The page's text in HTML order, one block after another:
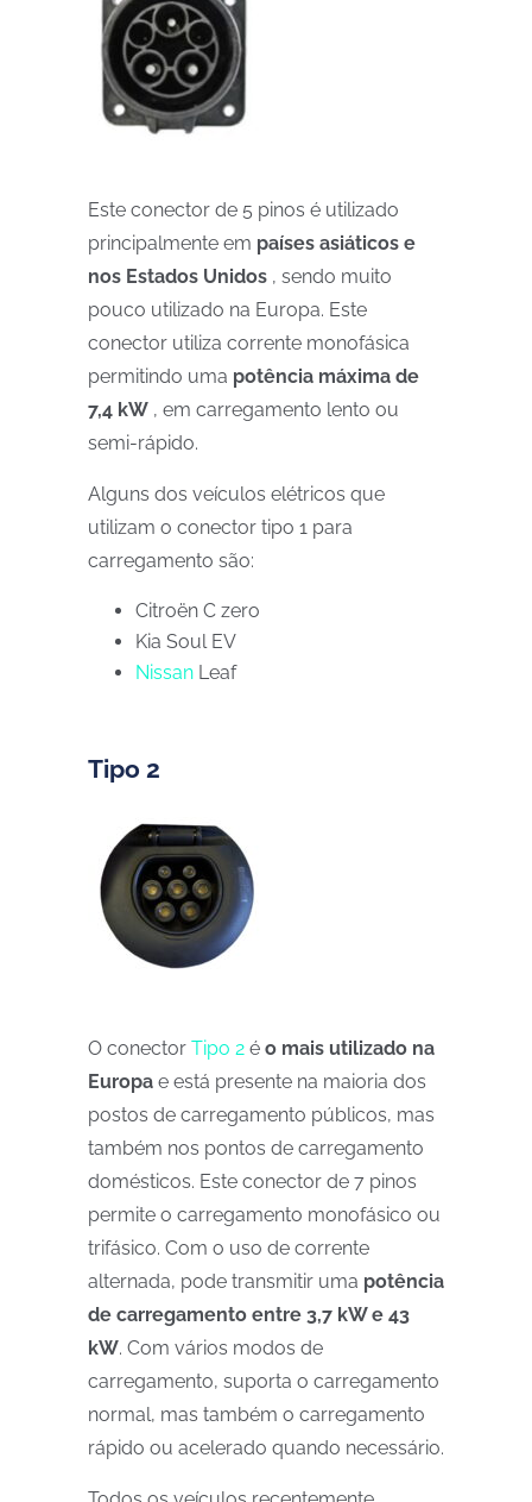
Este conector de 5 pinos é utilizado
principalmente em países asiáticos e
nos Estados Unidos , sendo muito
pouco utilizado na Europa. Este
conector utiliza corrente monofásica
permitindo uma potência máxima de
7,4 kW , em carregamento lento ou
semi-rápido.
Alguns dos veículos elétricos que
utilizam o conector tipo 1 para
carregamento são:
Citroën C zero
Kia Soul EV
Nissan Leaf
Tipo 2
O conector Tipo 2 é o mais utilizado na
Europa e está presente na maioria dos
postos de carregamento públicos, mas
também nos pontos de carregamento
domésticos. Este conector de 7 pinos
permite o carregamento monofásico ou
trifásico. Com o uso de corrente
alternada, pode transmitir uma potência
de carregamento entre 3,7 kW e 43
kW. Com vários modos de
carregamento, suporta o carregamento
normal, mas também o carregamento
rápido ou acelerado quando necessário.